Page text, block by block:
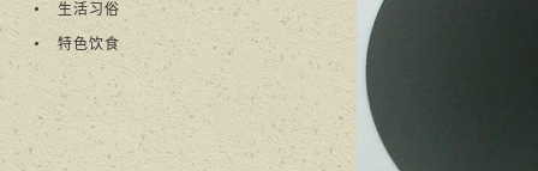
生活习俗
特色饮食